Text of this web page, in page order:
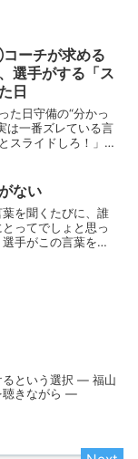
へとつ...
ーチが求める
選手がする「ス
日
た日守備の“分かっ
は一番ズレている言
スライドしろ！」
象として起きてい
ない
を聞くたびに、誰
ってでしょと思っ
手がこの言葉を口
るという選択 ― 福山
聴きながら ―